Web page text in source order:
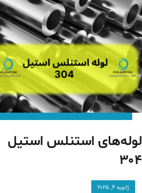
لوله‌های استنلس استیل
۳۰۴
ژانویه ۴, ۲۰۲۵